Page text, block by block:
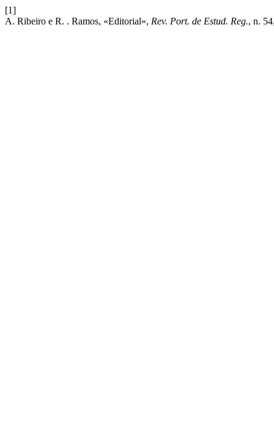
[1]
A. Ribeiro e R. . Ramos, «Editorial», Rev. Port. de Estud. Reg., n.